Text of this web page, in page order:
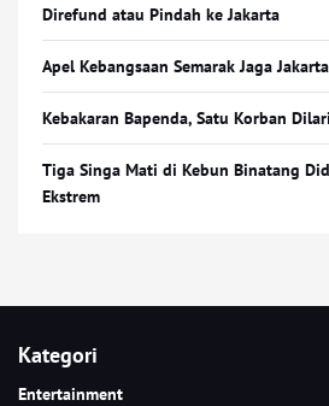
Direfund atau Pindah ke Jakarta
Apel Kebangsaan Semarak Jaga
Kebakaran Bapenda, Satu Korban
Tiga Singa Mati di Kebun Binatang
Ekstrem
Kategori
Entertainment